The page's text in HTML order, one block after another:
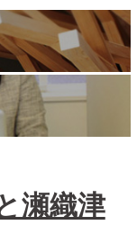
瀬織津